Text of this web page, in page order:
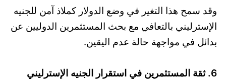
وقد سمح هذا التغير في وضع الدولار كملاذ آمن للجنيه
الإسترليني بالتعافي مع بحث المستثمرين الدوليين عن
بدائل في مواجهة حالة عدم اليقين.
6. ثقة المستثمرين في استقرار الجنيه الإسترليني